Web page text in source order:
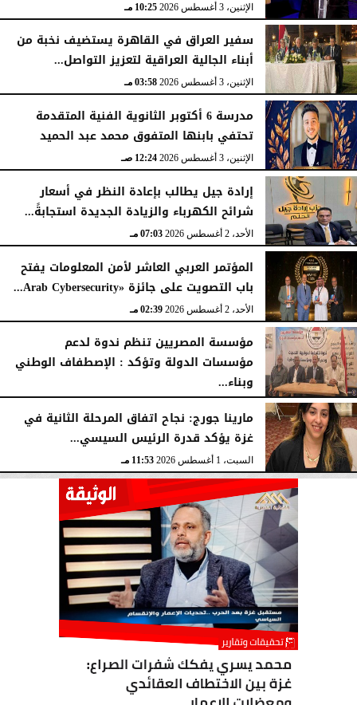
الإثنين، 3 أغسطس 2026 10:25 مـ
سفير العراق في القاهرة يستضيف نخبة من
أبناء الجالية العراقية لتعزيز التواصل...
الإثنين، 3 أغسطس 2026 03:58 مـ
مدرسة 6 أكتوبر الثانوية الفنية المتقدمة
تحتفي بابنها المتفوق محمد عبد الحميد
الإثنين، 3 أغسطس 2026 12:24 صـ
إرادة جيل يطالب بإعادة النظر في أسعار
شرائح الكهرباء والزيادة الجديدة استجابةً...
الأحد، 2 أغسطس 2026 07:03 مـ
المؤتمر العربي العاشر لأمن المعلومات يفتح
باب التصويت على جائزة «Arab Cybersecurity...
الأحد، 2 أغسطس 2026 02:39 مـ
مؤسسة المصريين تنظم ندوة لدعم
مؤسسات الدولة وتؤكد : الإصطفاف الوطني
وبناء...
الأحد، 2 أغسطس 2026 10:20 صـ
مارينا جورج: نجاح اتفاق المرحلة الثانية في
غزة يؤكد قدرة الرئيس السيسي...
السبت، 1 أغسطس 2026 11:53 مـ